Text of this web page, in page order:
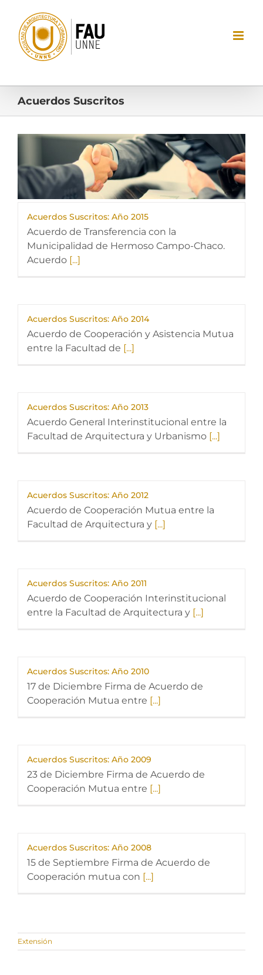
contenido
Acuerdos Suscritos
Ver
más
grande
Acuerdos Suscritos: Año 2015
Acuerdo de Transferencia con la
Municipalidad de Hermoso Campo-Chaco.
Acuerdo [...]
Acuerdos Suscritos: Año 2014
Acuerdo de Cooperación y Asistencia Mutua
entre la Facultad de [...]
Acuerdos Suscritos: Año 2013
Acuerdo General Interinstitucional entre la
Facultad de Arquitectura y Urbanismo [...]
Acuerdos Suscritos: Año 2012
Acuerdo de Cooperación Mutua entre la
Facultad de Arquitectura y [...]
Acuerdos Suscritos: Año 2011
Acuerdo de Cooperación Interinstitucional
entre la Facultad de Arquitectura y [...]
Acuerdos Suscritos: Año 2010
17 de Diciembre Firma de Acuerdo de
Cooperación Mutua entre [...]
Acuerdos Suscritos: Año 2009
23 de Diciembre Firma de Acuerdo de
Cooperación Mutua entre [...]
Acuerdos Suscritos: Año 2008
15 de Septiembre Firma de Acuerdo de
Cooperación mutua con [...]
Extensión